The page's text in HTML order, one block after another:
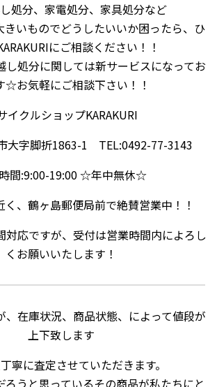
処分、家電処分、家具処分など
きいものでどうしたいいか困ったら、ひ
にご相談ください！！
し処分に関しては新サービスになってお
☆お気軽にご相談下さい！！
イクルショップKARAKURI
大字脚折1863-1 TEL:0492-77-3143
間:9:00-19:00 ☆年中無休☆
、鶴ヶ島郵便局前で絶賛営業中！！
対応ですが、受付は営業時間内によろし
くお願いいたします！
在庫状況、商品状態、によって値段が
上下致します
寧に査定させていただきます。
ろうと思っているその商品が私たちにと